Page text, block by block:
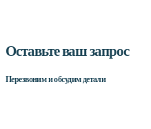
Оставьте ваш запрос
Перезвоним и обсудим детали